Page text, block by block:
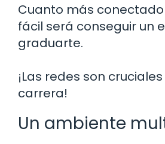
Cuanto más
fácil será conseguir un
graduarte.
¡Las redes son
carrera!
Un ambiente